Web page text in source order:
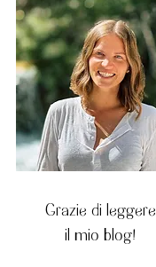
Grazie di leggere
il mio blog!